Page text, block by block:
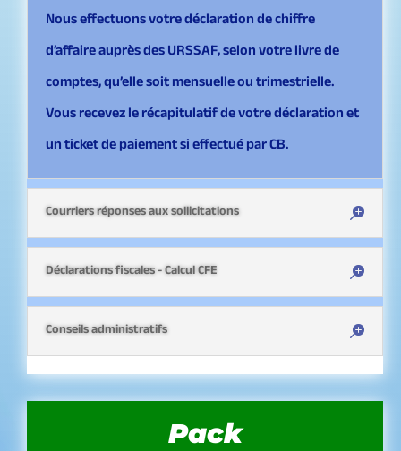
Nous effectuons votre déclaration de chiffre
d’affaire auprès des URSSAF, selon votre livre de
comptes, qu’elle soit mensuelle ou trimestrielle.
Vous recevez le récapitulatif de votre déclaration et
un ticket de paiement si effectué par CB.
Courriers réponses aux sollicitations
Déclarations fiscales - Calcul CFE
Conseils administratifs
Pack